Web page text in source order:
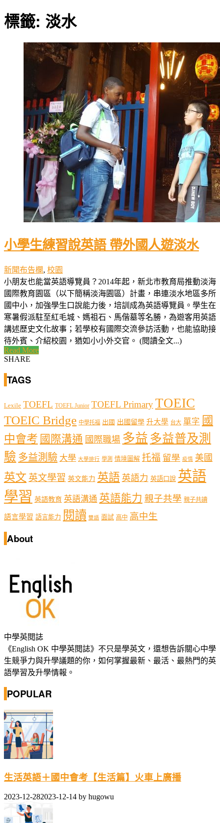
標籤: 淡水
小學生練習說英語 帶外國人遊淡水
新聞布告欄, 校園
小朋友也能當英語導覽員？2014年起，新北市教育局推動淡海
國際教育園區（以下簡稱淡海園區）計畫，串連淡水地區多所
國中小，加強學生口說能力後，培訓成為英語導覽員。學生在
寒暑假派駐至紅毛城、媽祖石、馬偕墓等名勝，為遊客用英語
講述歷史文化故事；若學校有國際交流參訪活動，也能協助接
待外賓、介紹校園，猶如小小外交官。 (閱讀全文...)
Read More
SHARE
TAGS
Lexile TOEFL TOEFL Junior TOEFL PrimaryTOEIC
TOEIC Bridge 中學托福 出國 出國留學 升大學 台大 單字 國
中會考 國際溝通 國際職場 多益 多益普及測
驗 多益測驗 大學 大學排行 學測 情境圖解 托福 留學 疫情 美國
英文 英文學習 英文能力 英語 英語力 英語口說 英語
學習 英語教育 英語溝通 英語能力 親子共學 親子共讀
語言學習 語言能力 閱讀 雙語 面試 高中 高中生
About
中學英閱誌
《English OK 中學英閱誌》不只是學英文，還想告訴關心中學
生競爭力與升學議題的你，如何掌握最新、最活、最熱門的英
語學習及升學情報。
POPULAR
生活英語＋國中會考【生活篇】火車上廣播
2023-12-282023-12-14 by hugowu